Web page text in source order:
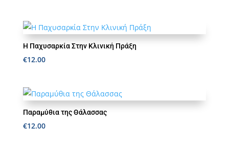
Η Παχυσαρκία Στην Κλινική Πράξη
€12.00
Παραμύθια της Θάλασσας
€12.00